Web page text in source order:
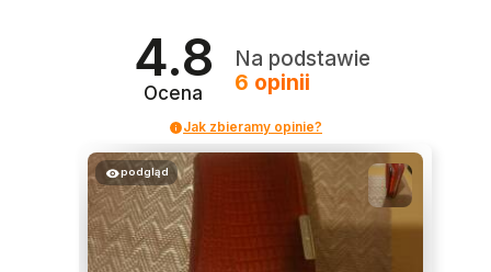
4.8
Ocena
Na podstawie
6 opinii
Jak zbieramy opinie?
podgląd